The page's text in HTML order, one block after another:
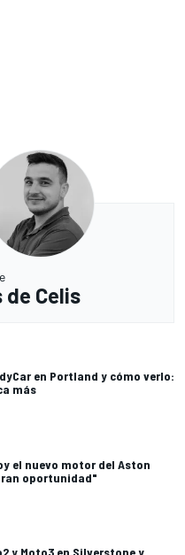
de Celis
en Portland y cómo verlo:
más
el nuevo motor del Aston
oportunidad"
y Moto3 en Silverstone y